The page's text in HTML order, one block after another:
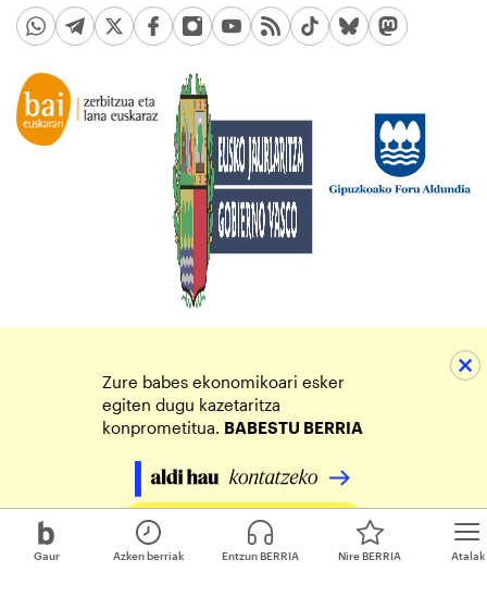
Gaur Atalak
Azken berriak Entzun BERRIA Nire BERRIA
Zure babes ekonomikoari esker
egiten dugu kazetaritza
konprometitua. BABESTU BERRIA
Egin zure ekarpena